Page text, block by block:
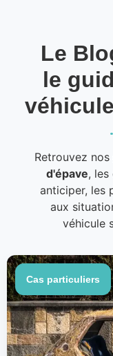
Le
le
Retrouvez nos
d'épave, les
anticiper, les
aux
véhicule
Cas particuliers